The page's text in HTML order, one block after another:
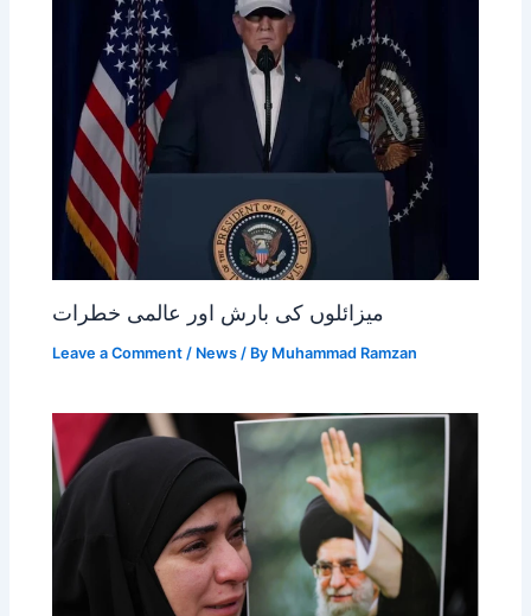
میزائلوں کی بارش اور عالمی خطرات
Leave a Comment / News / By Muhammad Ramzan